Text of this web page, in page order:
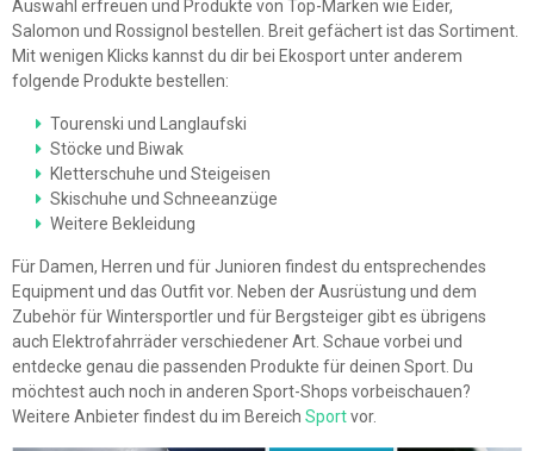
Auswahl erfreuen und Produkte von Top-Marken wie Eider,
Salomon und Rossignol bestellen. Breit gefächert ist das Sortiment.
Mit wenigen Klicks kannst du dir bei Ekosport unter anderem
folgende Produkte bestellen:
Tourenski und Langlaufski
Stöcke und Biwak
Kletterschuhe und Steigeisen
Skischuhe und Schneeanzüge
Weitere Bekleidung
Für Damen, Herren und für Junioren findest du entsprechendes
Equipment und das Outfit vor. Neben der Ausrüstung und dem
Zubehör für Wintersportler und für Bergsteiger gibt es übrigens
auch Elektrofahrräder verschiedener Art. Schaue vorbei und
entdecke genau die passenden Produkte für deinen Sport. Du
möchtest auch noch in anderen Sport-Shops vorbeischauen?
Weitere Anbieter findest du im Bereich Sportvor.